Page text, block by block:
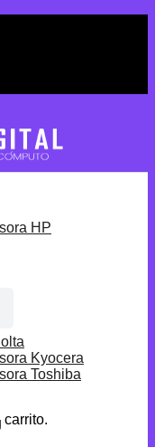
carrito.
HP
Kyocera
Toshiba